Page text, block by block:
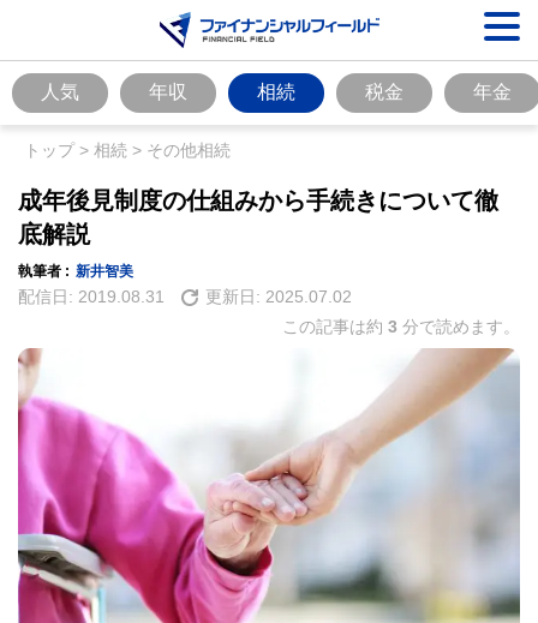
人気 年収 相続 税金 年金
トップ> 相続 > その他相続
成年後見制度の仕組みから手続きについて徹
底解説
執筆者 : 新井智美
配信日: 2019.08.31 更新日: 2025.07.02
この記事は約 3 分で読めます。